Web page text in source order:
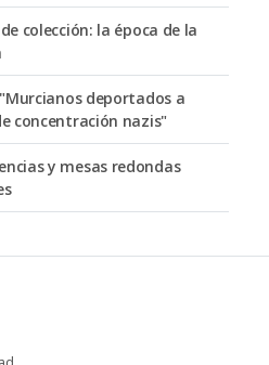
colección: la época de la
deportados a
concentración nazis"
y mesas redondas